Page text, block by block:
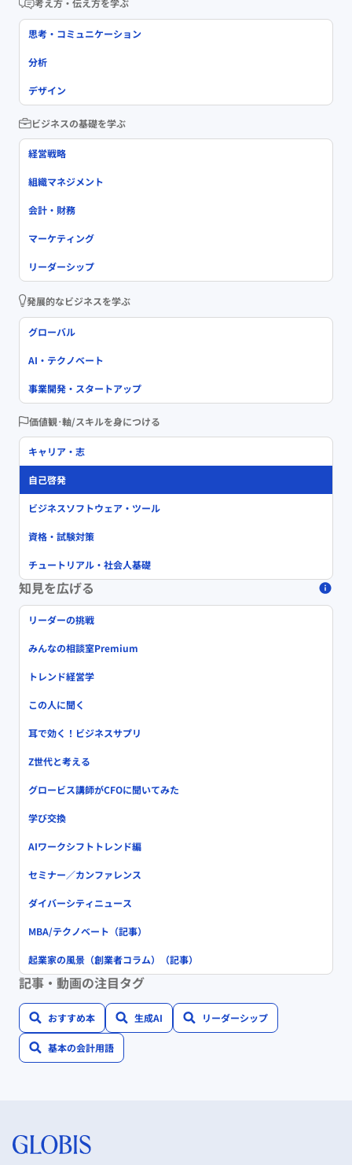
考え方・伝え方を学ぶ
思考・コミュニケーション
分析
デザイン
ビジネスの基礎を学ぶ
経営戦略
組織マネジメント
会計・財務
マーケティング
リーダーシップ
発展的なビジネスを学ぶ
グローバル
AI・テクノベート
事業開発・スタートアップ
価値観･軸/スキルを身につける
キャリア・志
自己啓発
ビジネスソフトウェア・ツール
資格・試験対策
チュートリアル・社会人基礎
知見を広げる
リーダーの挑戦
みんなの相談室Premium
トレンド経営学
この人に聞く
耳で効く！ビジネスサプリ
Z世代と考える
グロービス講師がCFOに聞いてみた
学び交換
AIワークシフトトレンド編
セミナー／カンファレンス
ダイバーシティニュース
MBA/テクノベート（記事）
起業家の風景（創業者コラム）（記事）
記事・動画の注目タグ
おすすめ本 生成AI リーダーシップ
基本の会計用語